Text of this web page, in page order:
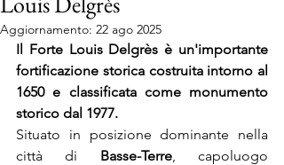
Aggiornamento: 22 ago 2025
Il Forte Louis Delgrès è un'importante
fortificazione storica costruita intorno al
1650 e classificata come monumento
storico dal 1977.
Situato in posizione dominante nella
città di Basse-Terre, capoluogo